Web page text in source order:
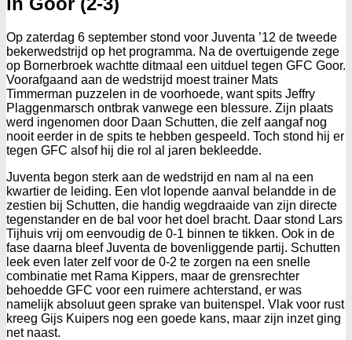
Op zaterdag 6 september stond voor Juventa ’12 de tweede
bekerwedstrijd op het programma. Na de overtuigende zege
op Bornerbroek wachtte ditmaal een uitduel tegen GFC Goor.
Voorafgaand aan de wedstrijd moest trainer Mats
Timmerman puzzelen in de voorhoede, want spits Jeffry
Plaggenmarsch ontbrak vanwege een blessure. Zijn plaats
werd ingenomen door Daan Schutten, die zelf aangaf nog
nooit eerder in de spits te hebben gespeeld. Toch stond hij er
tegen GFC alsof hij die rol al jaren bekleedde.
Juventa begon sterk aan de wedstrijd en nam al na een
kwartier de leiding. Een vlot lopende aanval belandde in de
zestien bij Schutten, die handig wegdraaide van zijn directe
tegenstander en de bal voor het doel bracht. Daar stond Lars
Tijhuis vrij om eenvoudig de 0-1 binnen te tikken. Ook in de
fase daarna bleef Juventa de bovenliggende partij. Schutten
leek even later zelf voor de 0-2 te zorgen na een snelle
combinatie met Rama Kippers, maar de grensrechter
behoedde GFC voor een ruimere achterstand, er was
namelijk absoluut geen sprake van buitenspel. Vlak voor rust
kreeg Gijs Kuipers nog een goede kans, maar zijn inzet ging
net naast.